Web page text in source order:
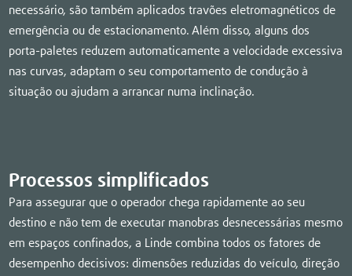
necessário, são também aplicados travões eletromagnéticos de
emergência ou de estacionamento. Além disso, alguns dos
porta-paletes reduzem automaticamente a velocidade excessiva
nas curvas, adaptam o seu comportamento de condução à
situação ou ajudam a arrancar numa inclinação.
Processos simplificados
Para assegurar que o operador chega rapidamente ao seu
destino e não tem de executar manobras desnecessárias mesmo
em espaços confinados, a Linde combina todos os fatores de
desempenho decisivos: dimensões reduzidas do veículo, direção